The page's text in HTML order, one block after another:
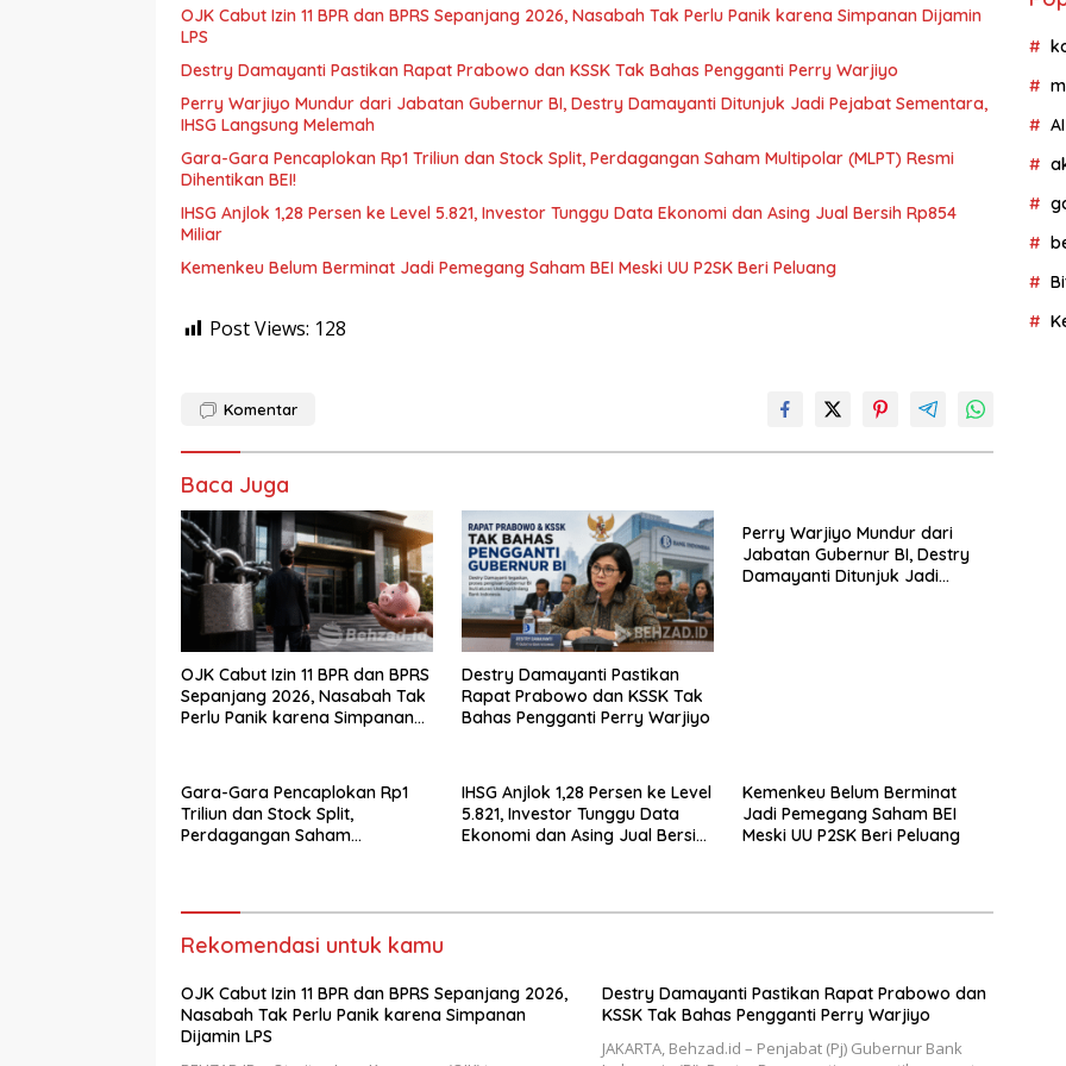
OJK Cabut Izin 11 BPR dan BPRS Sepanjang 2026, Nasabah Tak Perlu Panik karena Simpanan Dijamin
LPS
Destry Damayanti Pastikan Rapat Prabowo dan KSSK Tak Bahas Pengganti Perry Warjiyo
Perry Warjiyo Mundur dari Jabatan Gubernur BI, Destry Damayanti Ditunjuk Jadi Pejabat Sementara,
IHSG Langsung Melemah
Gara-Gara Pencaplokan Rp1 Triliun dan Stock Split, Perdagangan Saham Multipolar (MLPT) Resmi
Dihentikan BEI!
IHSG Anjlok 1,28 Persen ke Level 5.821, Investor Tunggu Data Ekonomi dan Asing Jual Bersih Rp854
Miliar
Kemenkeu Belum Berminat Jadi Pemegang Saham BEI Meski UU P2SK Beri Peluang
Post Views: 128
Komentar
Baca Juga
OJK Cabut Izin 11 BPR dan BPRS
Sepanjang 2026, Nasabah Tak
Perlu Panik karena Simpanan
Destry Damayanti Pastikan
Rapat Prabowo dan KSSK Tak
Bahas Pengganti Perry Warjiyo
Perry Warjiyo Mundur dari
Jabatan Gubernur BI, Destry
Damayanti Ditunjuk Jadi
Gara-Gara Pencaplokan Rp1
Triliun dan Stock Split,
Perdagangan Saham
IHSG Anjlok 1,28 Persen ke Level
5.821, Investor Tunggu Data
Ekonomi dan Asing Jual Bersih
Kemenkeu Belum Berminat
Jadi Pemegang Saham BEI
Meski UU P2SK Beri Peluang
Rekomendasi untuk kamu
OJK Cabut Izin 11 BPR dan BPRS Sepanjang 2026,
Nasabah Tak Perlu Panik karena Simpanan
Dijamin LPS
Destry Damayanti Pastikan Rapat Prabowo dan
KSSK Tak Bahas Pengganti Perry Warjiyo
JAKARTA, Behzad.id – Penjabat (Pj) Gubernur Bank
AI